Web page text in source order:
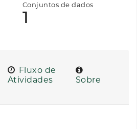
Conjuntos de dados
1
Fluxo de
Atividades
Sobre